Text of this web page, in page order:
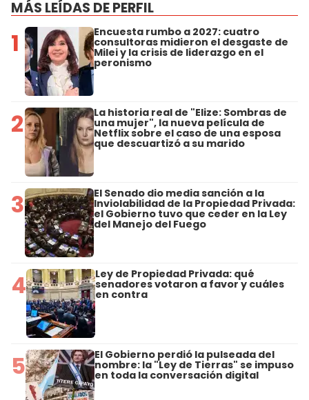
MÁS LEÍDAS DE PERFIL
1 Encuesta rumbo a 2027: cuatro
consultoras midieron el desgaste de
Milei y la crisis de liderazgo en el
peronismo
2 La historia real de "Elize: Sombras de
una mujer", la nueva película de
Netflix sobre el caso de una esposa
que descuartizó a su marido
3 El Senado dio media sanción a la
Inviolabilidad de la Propiedad Privada:
el Gobierno tuvo que ceder en la Ley
del Manejo del Fuego
4 Ley de Propiedad Privada: qué
senadores votaron a favor y cuáles
en contra
5 El Gobierno perdió la pulseada del
nombre: la "Ley de Tierras" se impuso
en toda la conversación digital